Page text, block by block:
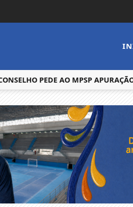
PEDE AO MPSP APURAÇÃO